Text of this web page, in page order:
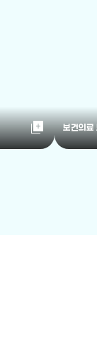
library_add 보건의료